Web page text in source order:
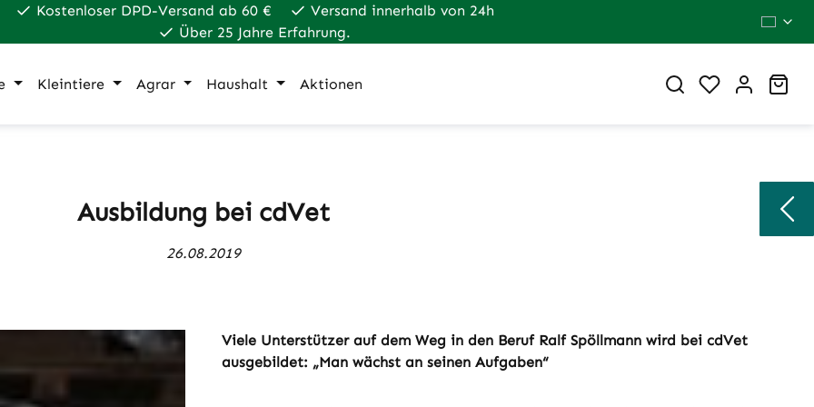
Kostenloser DPD-Versand ab 60 €
Versand innerhalb von 24h
Über 25 Jahre Erfahrung.
Kleintiere Agrar Haushalt Aktionen Du hast 0
Ausbildung bei cdVet
26.08.2019
Viele Unterstützer auf dem Weg in den Beruf Ralf Spöllmann wird bei cdVet
ausgebildet: „Man wächst an seinen Aufgaben“